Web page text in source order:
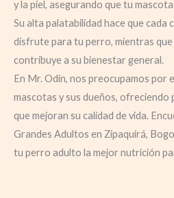
y la piel, asegurando que tu
Su alta palatabilidad hace que cada
disfrute para tu perro, mientras
contribuye a su bienestar general.
En Mr. Odin, nos preocupamos por
mascotas y sus dueños, ofreciendo
que mejoran su calidad de vida.
Grandes Adultos en Zipaquirá,
tu perro adulto la mejor nutrición